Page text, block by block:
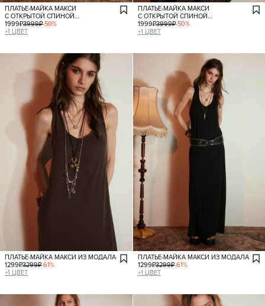
ПЛАТЬЕ-МАЙКА МАКСИ
С ОТКРЫТОЙ СПИНОЙ
И ВОЛАНАМИ
1999₽3999₽-50%
+1 ЦВЕТ
ПЛАТЬЕ-МАЙКА МАКСИ
С ОТКРЫТОЙ СПИНОЙ
И ВОЛАНАМИ
1999₽3999₽-50%
+1 ЦВЕТ
ПЛАТЬЕ-МАЙКА МАКСИ ИЗ МОДАЛА
1299₽3299₽-61%
+1 ЦВЕТ
ПЛАТЬЕ-МАЙКА МАКСИ ИЗ МОДАЛА
1299₽3299₽-61%
+1 ЦВЕТ